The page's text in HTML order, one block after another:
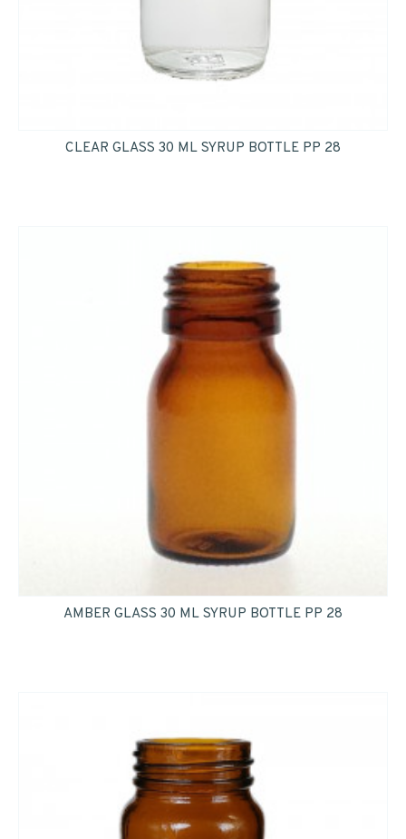
CLEAR GLASS 30 ML SYRUP BOTTLE PP 28
AMBER GLASS 30 ML SYRUP BOTTLE PP 28